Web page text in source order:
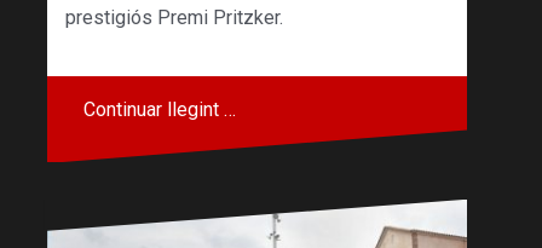
prestigiós Premi Pritzker.
Continuar llegint …